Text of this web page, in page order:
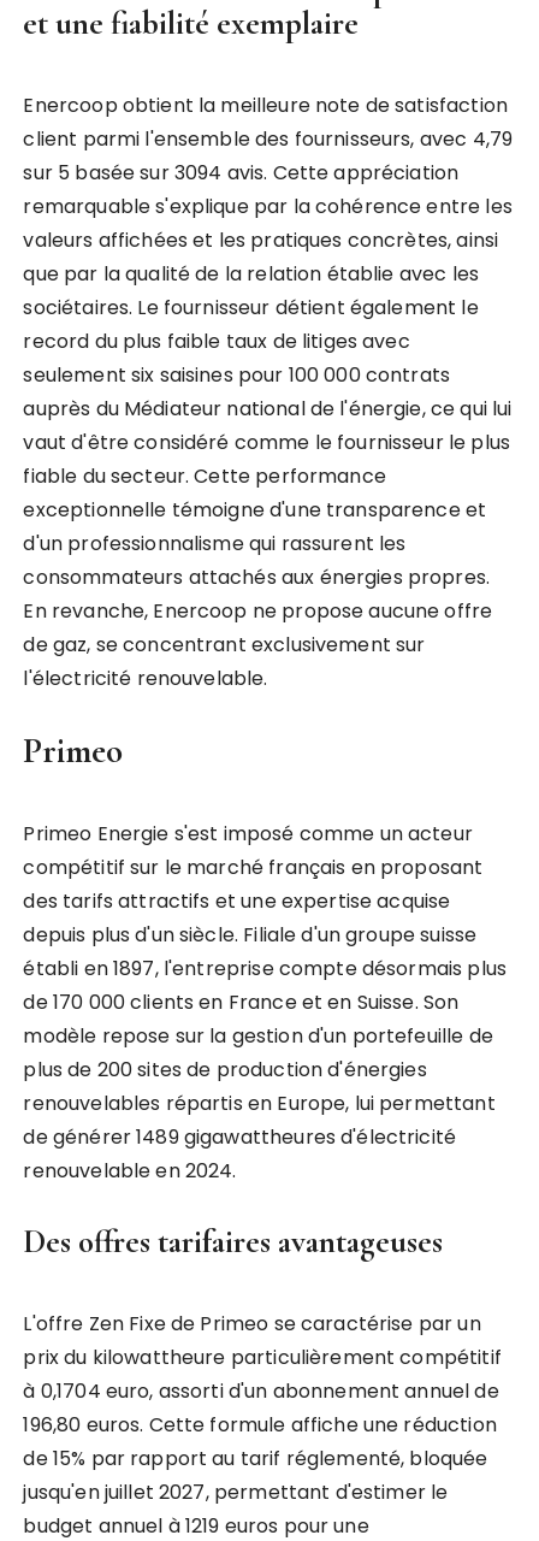
et une fiabilité exemplaire
Enercoop obtient la meilleure note de satisfaction
client parmi l'ensemble des fournisseurs, avec 4,79
sur 5 basée sur 3094 avis. Cette appréciation
remarquable s'explique par la cohérence entre les
valeurs affichées et les pratiques concrètes, ainsi
que par la qualité de la relation établie avec les
sociétaires. Le fournisseur détient également le
record du plus faible taux de litiges avec
seulement six saisines pour 100 000 contrats
auprès du Médiateur national de l'énergie, ce qui lui
vaut d'être considéré comme le fournisseur le plus
fiable du secteur. Cette performance
exceptionnelle témoigne d'une transparence et
d'un professionnalisme qui rassurent les
consommateurs attachés aux énergies propres.
En revanche, Enercoop ne propose aucune offre
de gaz, se concentrant exclusivement sur
l'électricité renouvelable.
Primeo
Primeo Energie s'est imposé comme un acteur
compétitif sur le marché français en proposant
des tarifs attractifs et une expertise acquise
depuis plus d'un siècle. Filiale d'un groupe suisse
établi en 1897, l'entreprise compte désormais plus
de 170 000 clients en France et en Suisse. Son
modèle repose sur la gestion d'un portefeuille de
plus de 200 sites de production d'énergies
renouvelables répartis en Europe, lui permettant
de générer 1489 gigawattheures d'électricité
renouvelable en 2024.
Des offres tarifaires avantageuses
L'offre Zen Fixe de Primeo se caractérise par un
prix du kilowattheure particulièrement compétitif
à 0,1704 euro, assorti d'un abonnement annuel de
196,80 euros. Cette formule affiche une réduction
de 15% par rapport au tarif réglementé, bloquée
jusqu'en juillet 2027, permettant d'estimer le
budget annuel à 1219 euros pour une